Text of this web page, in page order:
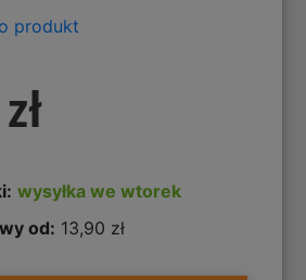
produkt
wysyłka we wtorek
od: 13,90 zł